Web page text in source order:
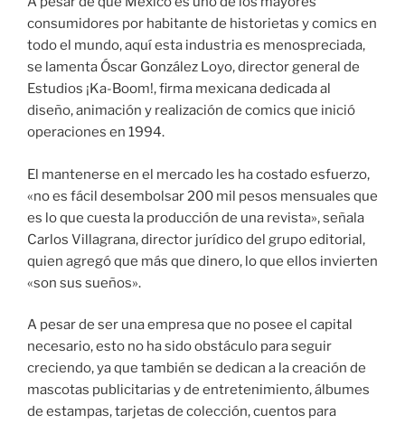
consumidores por habitante de historietas y comics en
todo el mundo, aquí esta industria es menospreciada,
se lamenta Óscar González Loyo, director general de
Estudios ¡Ka-Boom!, firma mexicana dedicada al
diseño, animación y realización de comics que inició
operaciones en 1994.
El mantenerse en el mercado les ha costado esfuerzo,
«no es fácil desembolsar 200 mil pesos mensuales que
es lo que cuesta la producción de una revista», señala
Carlos Villagrana, director jurídico del grupo editorial,
quien agregó que más que dinero, lo que ellos invierten
«son sus sueños».
A pesar de ser una empresa que no posee el capital
necesario, esto no ha sido obstáculo para seguir
creciendo, ya que también se dedican a la creación de
mascotas publicitarias y de entretenimiento, álbumes
de estampas, tarjetas de colección, cuentos para